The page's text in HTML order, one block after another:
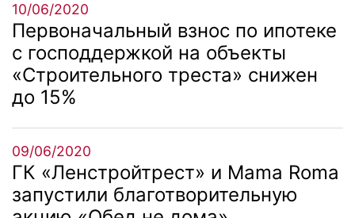
10/06/2020
Первоначальный взнос по ипотеке
с господдержкой на объекты
«Строительного треста» снижен
до 15%
09/06/2020
ГК «Ленстройтрест» и Mama Roma
запустили благотворительную